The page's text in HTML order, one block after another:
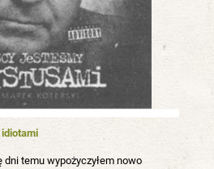
dni temu wypożyczyłem nowo